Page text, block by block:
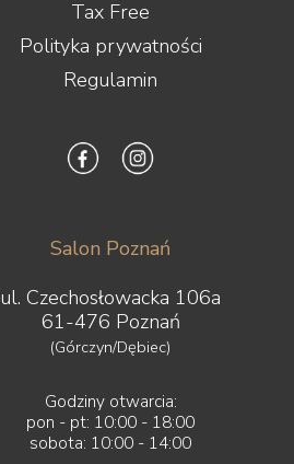
Tax Free
Polityka prywatności
Regulamin
Salon Poznań
ul. Czechosłowacka 106a
61-476 Poznań
(Górczyn/Dębiec)
Godziny otwarcia:
pon - pt: 10:00 - 18:00
sobota: 10:00 - 14:00